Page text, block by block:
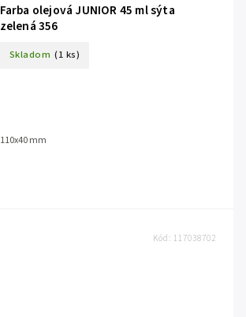
Farba olejová JUNIOR 45 ml sýta
zelená 356
Skladom (1 ks)
110x40 mm
Kód: 117038702